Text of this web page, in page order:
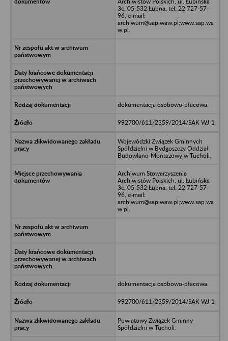
3c, 05-532 Łubna, tel. 22 727-57-
96, e-mail:
archiwum@sap.waw.pl;www.sap.wa
w.pl.
dokumentacja osobowo-płacowa.
992700/611/2359/2014/SAK WJ-1
Wojewódzki Związek Gminnych
Spółdzielni w Bydgoszczy Oddział
Budowlano-Montażowy w Tucholi.
Archiwum Stowarzyszenia
Archiwistów Polskich, ul. Łubińska
3c, 05-532 Łubna, tel. 22 727-57-
96, e-mail:
archiwum@sap.waw.pl;www.sap.wa
w.pl.
dokumentacja osobowo-płacowa.
992700/611/2359/2014/SAK WJ-1
Powiatowy Związek Gminny
Spółdzielni w Tucholi.